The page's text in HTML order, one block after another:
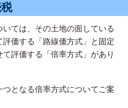
税
ては、その土地の面している
価する「路線価方式」と固定
評価する「倍率方式」があり
となる倍率方式についてご案